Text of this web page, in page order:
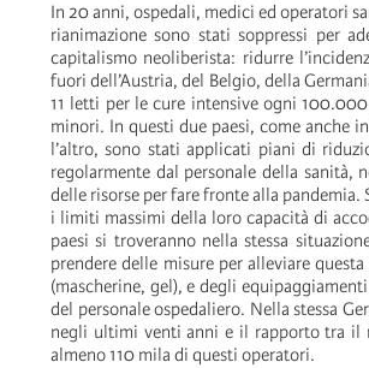
In 20 anni, ospedali, medici ed operatori
rianimazione sono stati soppressi per
capitalismo neoliberista: ridurre
fuori dell’Austria, del Belgio, della
11 letti per le cure intensive ogni
minori. In questi due paesi, come anche
l’altro, sono stati applicati piani di
regolarmente dal personale della
delle risorse per fare fronte alla pandemia.
i limiti massimi della loro capacità di
paesi si troveranno nella stessa
prendere delle misure per alleviare
(mascherine, gel), e degli
del personale ospedaliero. Nella stessa
negli ultimi venti anni e il rapporto tra il
almeno 110 mila di questi operatori.